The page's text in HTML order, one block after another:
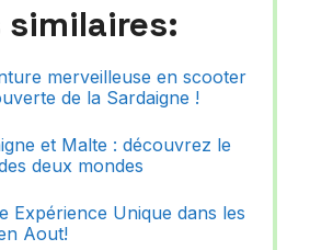
merveilleuse en scooter
de la Sardaigne !
et Malte : découvrez le
deux mondes
Expérience Unique dans les
Aout!